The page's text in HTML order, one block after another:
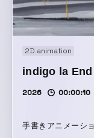
2D animation
indigo la End
2026 00:00:10
手書きアニメーシ